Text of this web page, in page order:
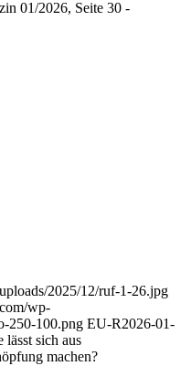
01/2026, Seite 30 -
2025/12/ruf-1-26.jpg
wp-
250-100.png EU-R2026-01-
lässt sich aus
machen?